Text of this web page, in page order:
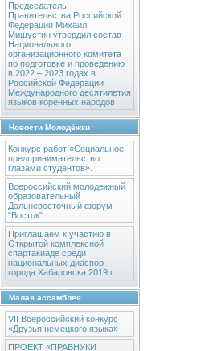
Председатель
Правительства Российской
Федерации Михаил
Мишустин утвердил состав
Национального
организационного комитета
по подготовке и проведению
в 2022 – 2023 годах в
Российской Федерации
Международного десятилетия
языков коренных народов
Новости Молодёжки
Конкурс работ «Социальное
предпринимательство
глазами студентов».
Всероссийский молодежный
образовательный
Дальневосточный форум
"Восток"
Приглашаем к участию в
Открытой комплексной
спартакиаде среди
национальных диаспор
города Хабаровска 2019 г.
Малая ассамблея
VII Всероссийский конкурс
«Друзья немецкого языка»
ПРОЕКТ «ПРАВНУКИ